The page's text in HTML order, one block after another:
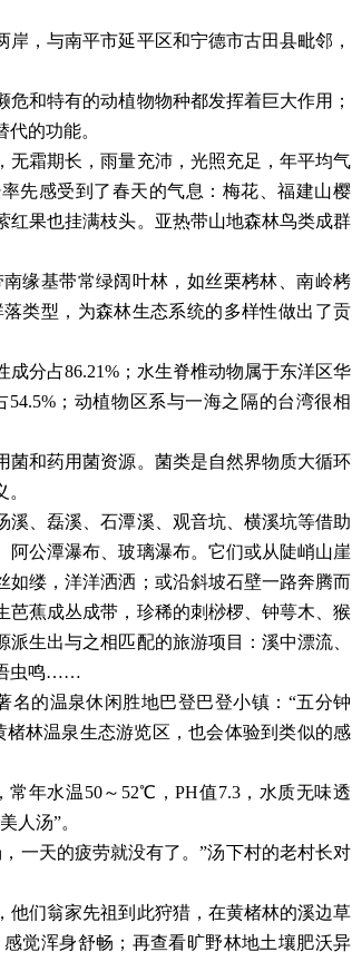
，与南平市延平区和宁德市古田县毗邻，
和特有的动植物物种都发挥着巨大作用；
的功能。
霜期长，雨量充沛，光照充足，年平均气
先感受到了春天的气息：梅花、福建山樱
红果也挂满枝头。亚热带山地森林鸟类成群
缘基带常绿阔叶林，如丝栗栲林、南岭栲
类型，为森林生态系统的多样性做出了贡
成分占86.21%；水生脊椎动物属于东洋区华
；动植物区系与一海之隔的台湾很相
和药用菌资源。菌类是自然界物质大循环
、磊溪、石潭溪、观音坑、横溪坑等借助
阿公潭瀑布、玻璃瀑布。它们或从陡峭山崖
如缕，洋洋洒洒；或沿斜坡石壁一路奔腾而
芭蕉成丛成带，珍稀的刺桫椤、钟萼木、猴
生出与之相匹配的旅游项目：溪中漂流、
虫鸣……
名的温泉休闲胜地巴登巴登小镇：“五分钟
林温泉生态游览区，也会体验到类似的感
常年水温50～52℃，PH值7.3，水质无味透
人汤”。
一天的疲劳就没有了。”汤下村的老村长对
他们翁家先祖到此狩猎，在黄楮林的溪边草
觉浑身舒畅；再查看旷野林地土壤肥沃异